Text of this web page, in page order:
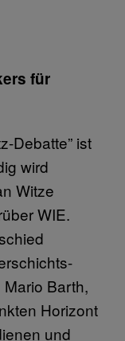
für
Debatte” ist
wird
Witze
WIE.
Barth,
Horizont
und